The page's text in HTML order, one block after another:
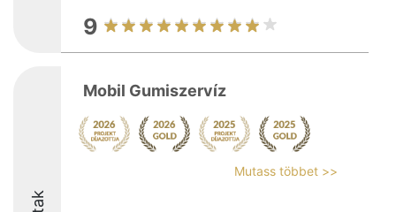
9
Mobil Gumiszervíz
Mutass többet >>